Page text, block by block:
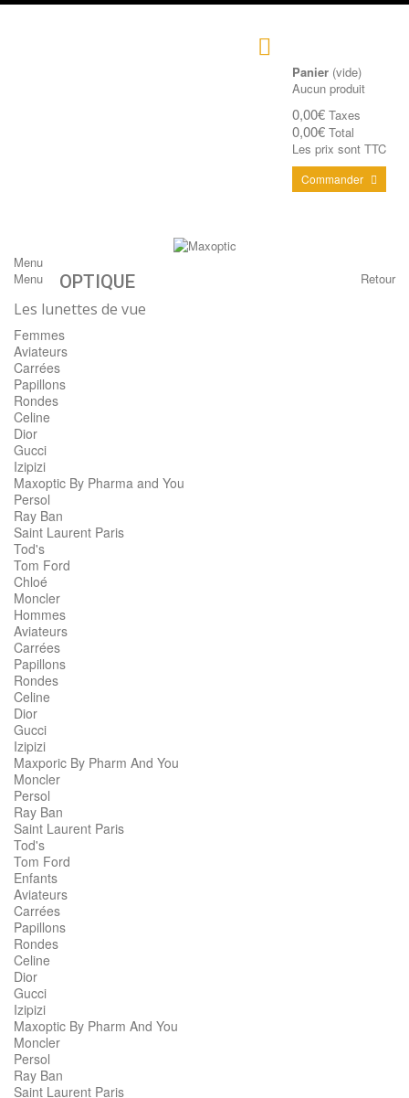
Panier (vide)
Aucun produit
0,00€ Taxes
0,00€ Total
Les prix sont TTC
Commander
Menu
Menu
Retour
OPTIQUE
Les lunettes de vue
Femmes
Aviateurs
Carrées
Papillons
Rondes
Celine
Dior
Gucci
Izipizi
Maxoptic By Pharma and You
Persol
Ray Ban
Saint Laurent Paris
Tod's
Tom Ford
Chloé
Moncler
Hommes
Aviateurs
Carrées
Papillons
Rondes
Celine
Dior
Gucci
Izipizi
Maxporic By Pharm And You
Moncler
Persol
Ray Ban
Saint Laurent Paris
Tod's
Tom Ford
Enfants
Aviateurs
Carrées
Papillons
Rondes
Celine
Dior
Gucci
Izipizi
Maxoptic By Pharm And You
Moncler
Persol
Ray Ban
Saint Laurent Paris